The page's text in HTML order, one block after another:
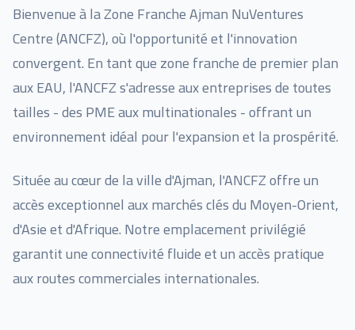
Bienvenue à la Zone Franche Ajman NuVentures
Centre (ANCFZ), où l'opportunité et l'innovation
convergent. En tant que zone franche de premier plan
aux EAU, l'ANCFZ s'adresse aux entreprises de toutes
tailles - des PME aux multinationales - offrant un
environnement idéal pour l'expansion et la prospérité.
Située au cœur de la ville d'Ajman, l'ANCFZ offre un
accès exceptionnel aux marchés clés du Moyen-Orient,
d'Asie et d'Afrique. Notre emplacement privilégié
garantit une connectivité fluide et un accès pratique
aux routes commerciales internationales.